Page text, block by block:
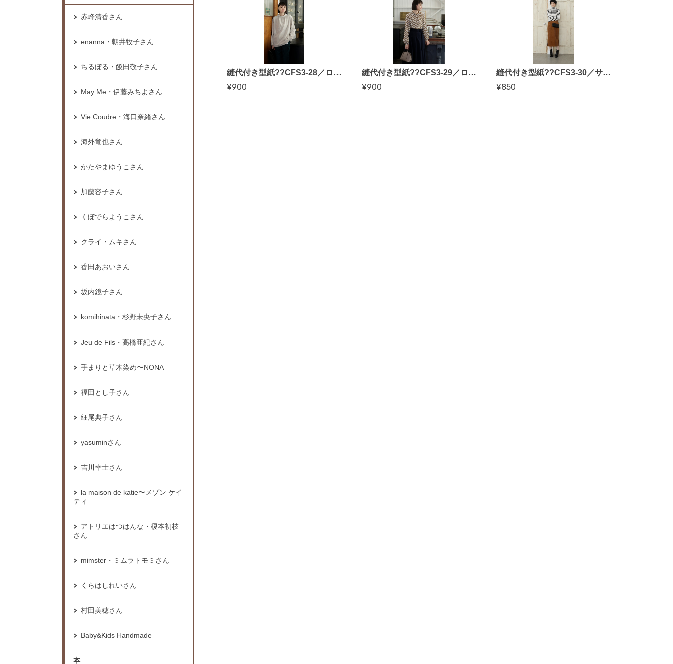
赤峰清香さん
enanna・朝井牧子さん
ちるぼる・飯田敬子さん
May Me・伊藤みちよさん
Vie Coudre・海口奈緒さん
海外竜也さん
かたやまゆうこさん
加藤容子さん
くぼでらようこさん
クライ・ムキさん
香田あおいさん
坂内鏡子さん
komihinata・杉野未央子さん
Jeu de Fils・高橋亜紀さん
手まりと草木染め〜NONA
福田とし子さん
細尾典子さん
yasuminさん
吉川幸士さん
la maison de katie〜メゾン ケイ
ティ
アトリエはつはんな・榎本初枝
さん
mimster・ミムラトモミさん
くらはしれいさん
村田美穂さん
Baby&Kids Handmade
本
縫代付き型紙??CFS3-28／ロールカラープルオーバー（CFOP）
¥900
縫代付き型紙??CFS3-29／ロールカラーブラウス（CFOP）
¥900
縫代付き型紙??CFS3-30／サイドスリットスカート（CFOP）
¥850